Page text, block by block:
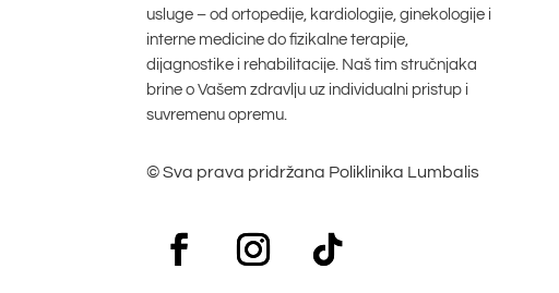
usluge – od ortopedije, kardiologije, ginekologije i
interne medicine do fizikalne terapije,
dijagnostike i rehabilitacije. Naš tim stručnjaka
brine o Vašem zdravlju uz individualni pristup i
suvremenu opremu.
© Sva prava pridržana Poliklinika Lumbalis